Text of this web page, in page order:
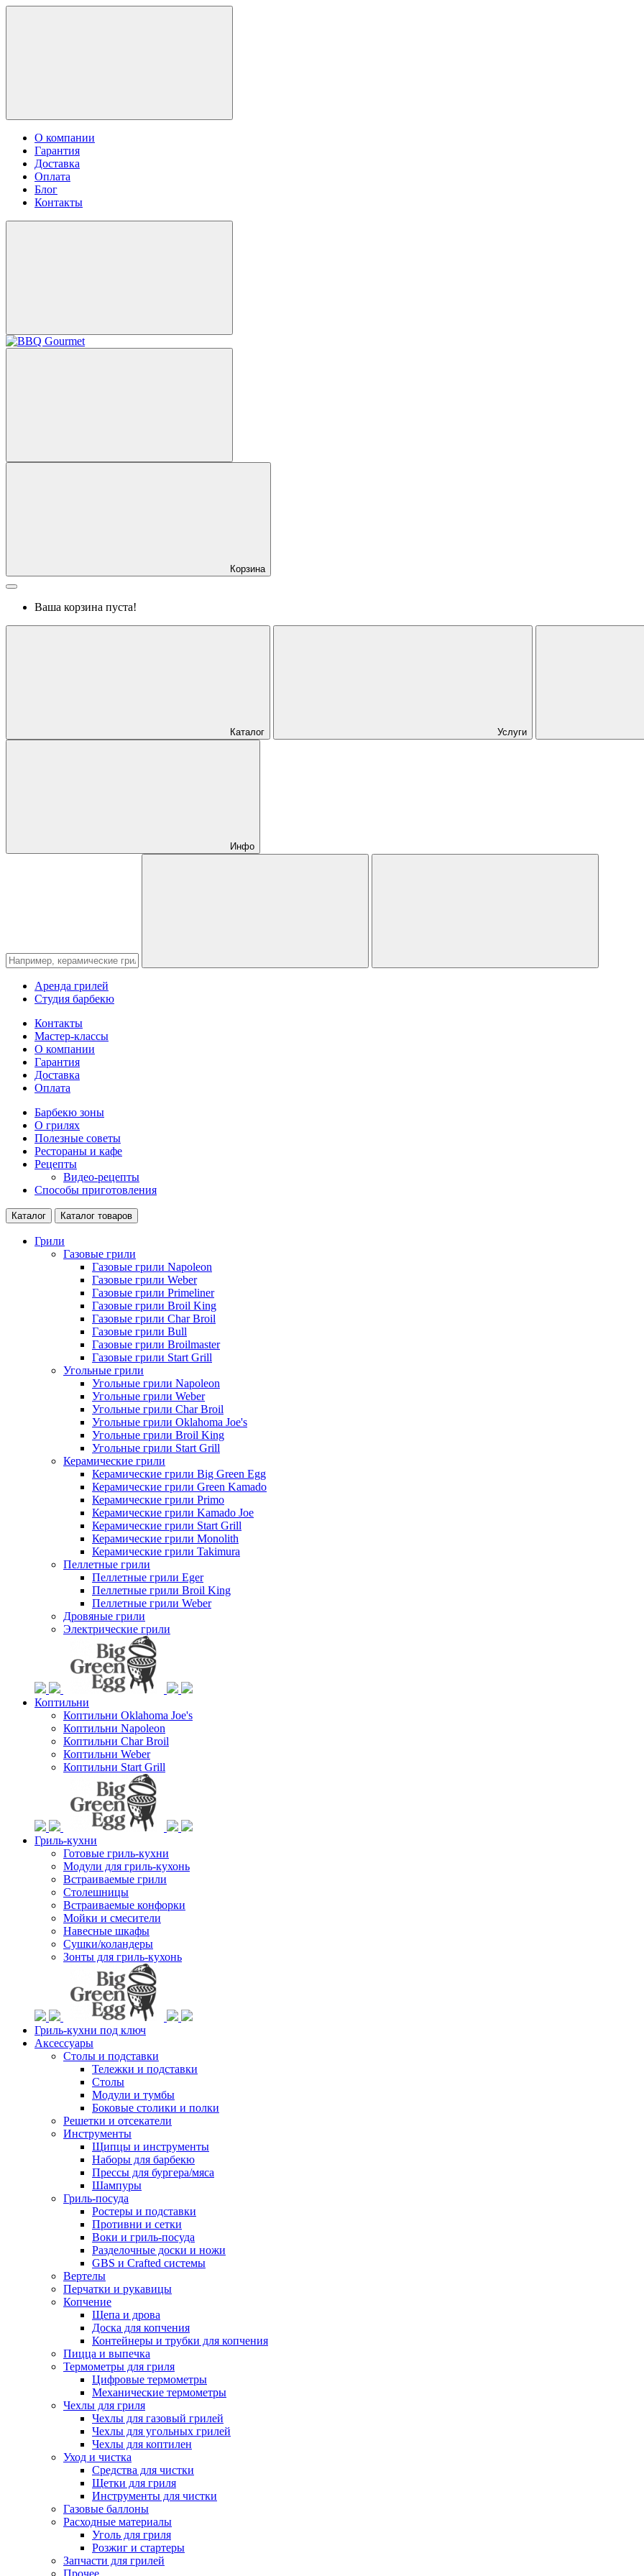
О компании
Гарантия
Доставка
Оплата
Блог
Контакты
Корзина
Ваша корзина пуста!
Каталог Услуги
Инфо
Аренда грилей
Студия барбекю
Контакты
Мастер-классы
О компании
Гарантия
Доставка
Оплата
Барбекю зоны
О грилях
Полезные советы
Рестораны и кафе
Рецепты
Видео-рецепты
Способы приготовления
Каталог Каталог товаров
Грили
Газовые грили
Газовые грили Napoleon
Газовые грили Weber
Газовые грили Primeliner
Газовые грили Broil King
Газовые грили Char Broil
Газовые грили Bull
Газовые грили Broilmaster
Газовые грили Start Grill
Угольные грили
Угольные грили Napoleon
Угольные грили Weber
Угольные грили Char Broil
Угольные грили Oklahoma Joe's
Угольные грили Broil King
Угольные грили Start Grill
Керамические грили
Керамические грили Big Green Egg
Керамические грили Green Kamado
Керамические грили Primo
Керамические грили Kamado Joe
Керамические грили Start Grill
Керамические грили Monolith
Керамические грили Takimura
Пеллетные грили
Пеллетные грили Eger
Пеллетные грили Broil King
Пеллетные грили Weber
Дровяные грили
Электрические грили
Коптильни
Коптильни Oklahoma Joe's
Коптильни Napoleon
Коптильни Char Broil
Коптильни Weber
Коптильни Start Grill
Гриль-кухни
Готовые гриль-кухни
Модули для гриль-кухонь
Встраиваемые грили
Столешницы
Встраиваемые конфорки
Мойки и смесители
Навесные шкафы
Сушки/коландеры
Зонты для гриль-кухонь
Гриль-кухни под ключ
Аксессуары
Столы и подставки
Тележки и подставки
Столы
Модули и тумбы
Боковые столики и полки
Решетки и отсекатели
Инструменты
Щипцы и инструменты
Наборы для барбекю
Прессы для бургера/мяса
Шампуры
Гриль-посуда
Ростеры и подставки
Противни и сетки
Воки и гриль-посуда
Разделочные доски и ножи
GBS и Crafted системы
Вертелы
Перчатки и рукавицы
Копчение
Щепа и дрова
Доска для копчения
Контейнеры и трубки для копчения
Пицца и выпечка
Термометры для гриля
Цифровые термометры
Механические термометры
Чехлы для гриля
Чехлы для газовый грилей
Чехлы для угольных грилей
Чехлы для коптилен
Уход и чистка
Средства для чистки
Щетки для гриля
Инструменты для чистки
Газовые баллоны
Расходные материалы
Уголь для гриля
Розжиг и стартеры
Запчасти для грилей
Прочее